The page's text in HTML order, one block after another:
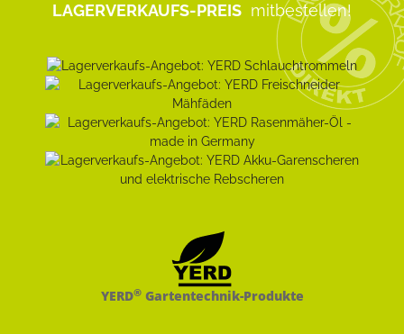
LAGERVERKAUFS-PREIS mitbestellen!
YERD®Gartentechnik-Produkte